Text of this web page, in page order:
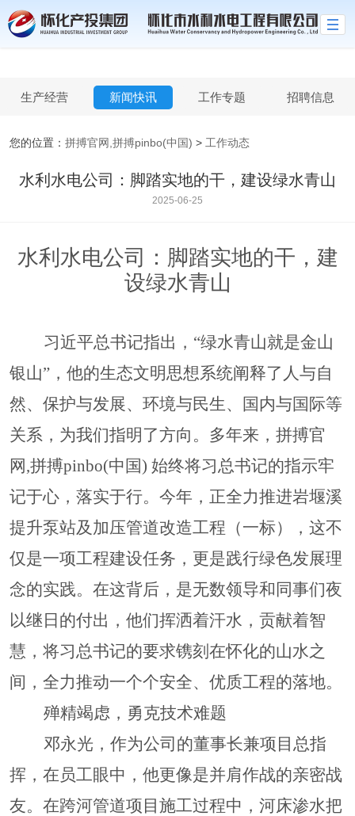
拼搏官网,拼搏pinbo(中国)
生产经营 新闻快讯 工作专题 招聘信息
您的位置： 拼搏官网,拼搏pinbo(中国) > 工作动态
水利水电公司：脚踏实地的干，建设绿水青山
2025-06-25
水利水电公司：脚踏实地的干，建
设绿水青山
习近平总书记指出， “绿水青山就是金山
银山”，他的生态文明思想系统阐释了人与自
然、保护与发展、环境与民生、国内与国际等
关系，为我们指明了方向。多年来，拼搏官
网,拼搏pinbo(中国) 始终将习总书记的指示牢
记于心，落实于行。今年，正全力推进岩堰溪
提升泵站及加压管道改造工程（一标），这不
仅是一项工程建设任务，更是践行绿色发展理
念的实践。在这背后， 是无数领导和同事们夜
以继日的付出 ， 他们挥洒着汗水，贡献着智
慧， 将习总书记的要求镌刻在怀化的山水之
间，全力推动一个个安全、优质工程的落地。
殚精竭虑，勇克技术难题
邓永光，作为公司的董事长兼项目总指
挥，在员工眼中，他更像是并肩作战的亲密战
友。在跨河管道项目施工过程中，河床渗水把